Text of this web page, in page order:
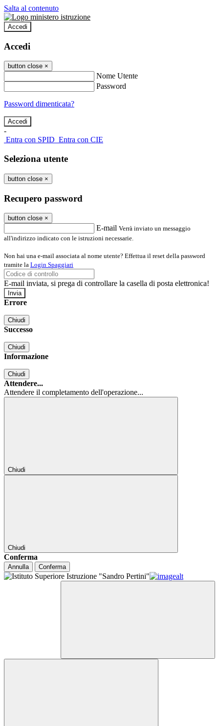
Salta al contenuto
Accedi
Accedi
button close ×
Nome Utente
Password
Password dimenticata?
-
Entra con SPID Entra con CIE
Seleziona utente
button close ×
Recupero password
button close ×
E-mail Verrà inviato un messaggio
all'indirizzo indicato con le istruzioni necessarie.
Non hai una e-mail associata al nome utente? Effettua il reset della password
tramite la Login Spaggiari
E-mail inviata, si prega di controllare la casella di posta elettronica!
Errore
Chiudi
Successo
Chiudi
Informazione
Chiudi
Attendere...
Attendere il completamento dell'operazione...
Chiudi
Chiudi
Conferma
Annulla Conferma